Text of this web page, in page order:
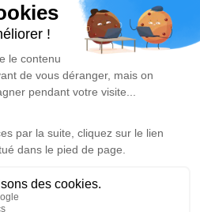
– 23600 – Boussac
Liens utiles
Avis de décès
Demande de rendez-vous
en agence
données personnelles